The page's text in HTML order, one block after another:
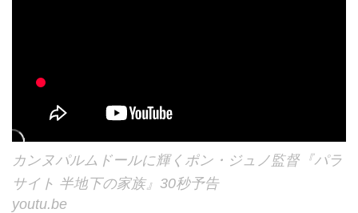
カンヌパルムドールに輝くポン・ジュノ監督『パラ
サイト 半地下の家族』30秒予告
youtu.be